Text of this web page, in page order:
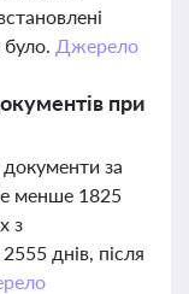
було. Джерело
при
документи за
менше 1825
з
днів, після